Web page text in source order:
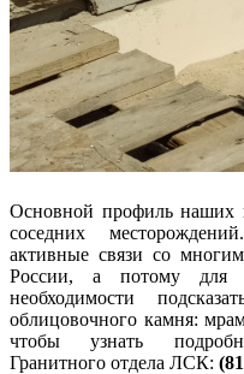
Основной профиль наших
соседних
активные связи со
России, а потому для
необходимости
облицовочного камня:
чтобы узнать
Гранитного отдела ЛСК: